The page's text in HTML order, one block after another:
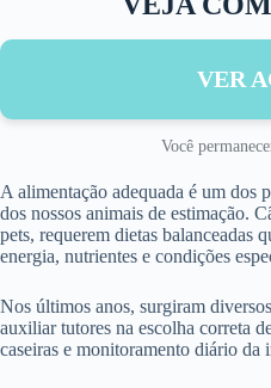
VER
Você
A alimentação adequada é um dos
dos nossos animais de estimação.
pets, requerem dietas balanceadas
energia, nutrientes e condições
Nos últimos anos, surgiram diversos
auxiliar tutores na escolha correta
caseiras e monitoramento diário da